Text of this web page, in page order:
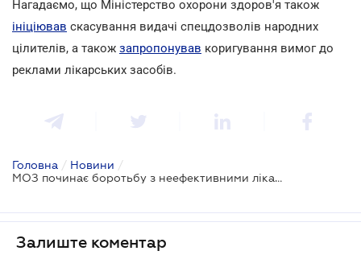
Нагадаємо, що Міністерство охорони здоров'я також
ініціював скасування видачі спецдозволів народних
цілителів, а також запропонував коригування вимог до
реклами лікарських засобів.
Головна / Новини /
МОЗ починає боротьбу з неефективними ліками
Залиште коментар